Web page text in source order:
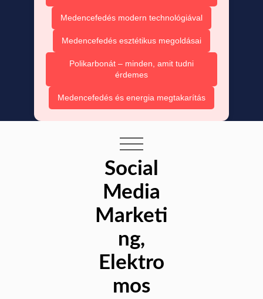
Medencefedés modern technológiával
Medencefedés esztétikus megoldásai
Polikarbonát – minden, amit tudni
érdemes
Medencefedés és energia megtakarítás
Social
Media
Marketi
ng,
Elektro
mos